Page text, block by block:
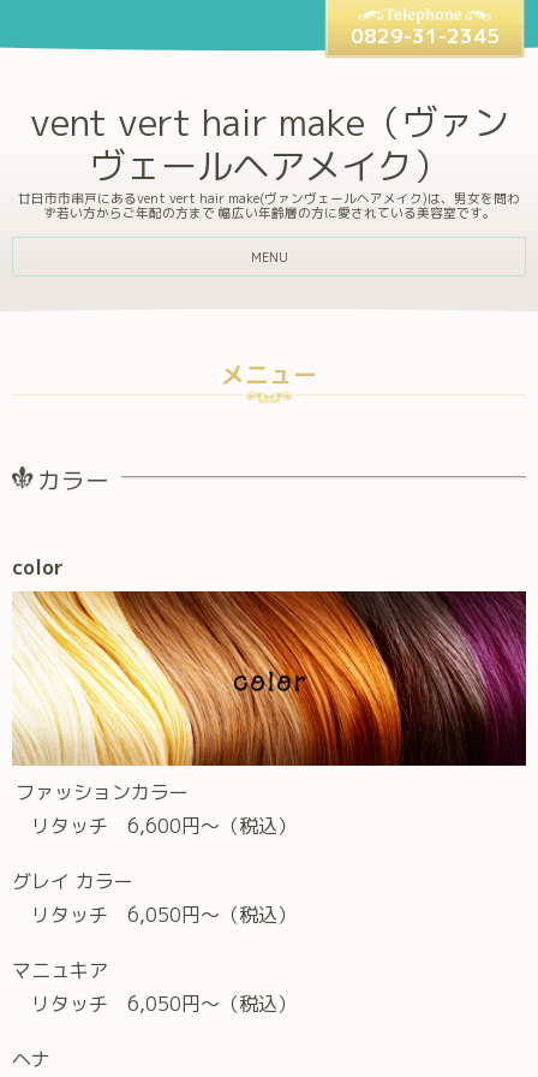
vent vert hair make（ヴァン
ヴェールヘアメイク）
廿日市市串戸にあるvent vert hair make(ヴァンヴェールヘアメイク)は、男女を問わ
ず若い方からご年配の方まで 幅広い年齢層の方に愛されている美容室です。
0829-31-2345
MENU
メニュー
カラー
color
ファッションカラー
リタッチ 6,600円～（税込）
グレイ カラー
リタッチ 6,050円～（税込）
マニュキア
リタッチ 6,050円～（税込）
ヘナ